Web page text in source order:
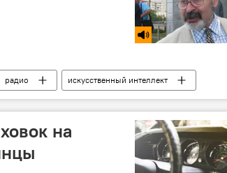
радио искусственный интеллект
на